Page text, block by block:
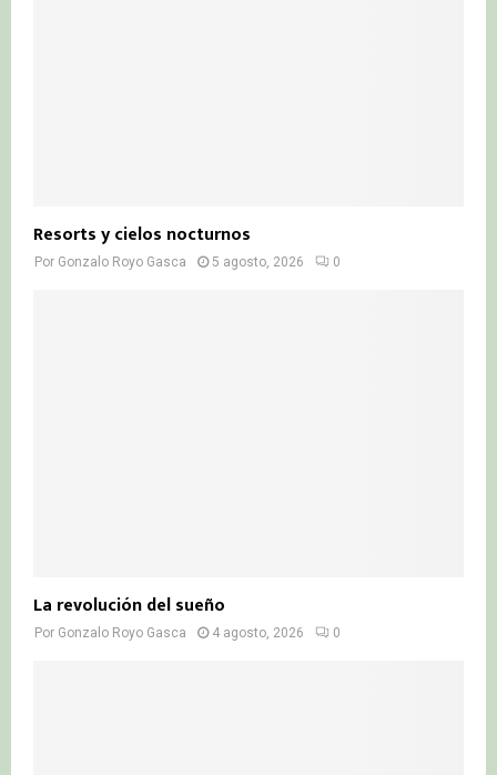
Resorts y cielos nocturnos
Por Gonzalo Royo Gasca 5 agosto, 2026 0
La revolución del sueño
Por Gonzalo Royo Gasca 4 agosto, 2026 0